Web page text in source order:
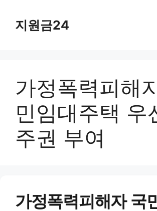
지원금24
가정폭력피해
민임대주택 우
주권 부여
가정폭력피해자 국